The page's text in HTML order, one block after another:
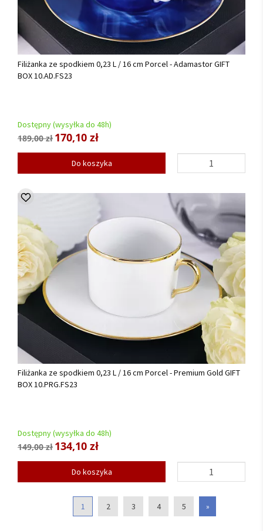
Filiżanka ze spodkiem 0,23 L / 16 cm Porcel - Adamastor GIFT
BOX 10.AD.FS23
Dostępny (wysyłka do 48h)
189,00 zł 170,10 zł
Do koszyka
Filiżanka ze spodkiem 0,23 L / 16 cm Porcel - Premium Gold GIFT
BOX 10.PRG.FS23
Dostępny (wysyłka do 48h)
149,00 zł 134,10 zł
Do koszyka
1 2 3 4 5 »